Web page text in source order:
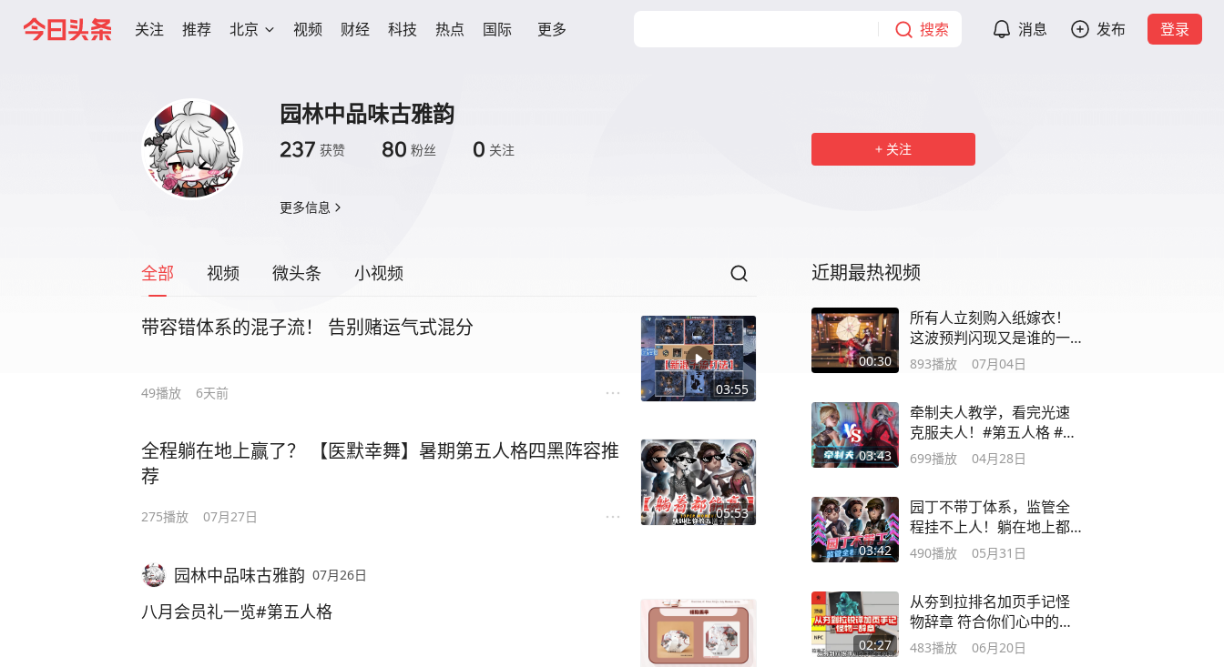
关注 推荐 北京 视频 财经 科技 热点 国际 更多 搜索 消息 发布 登录
园林中品味古雅韵
237 获赞 80 粉丝 0 关注
更多信息
关注
全部 视频 微头条 小视频
03:55
带容错体系的混子流！ 告别赌运气式混分
49播放 6天前
05:53
全程躺在地上赢了？ 【医默幸舞】暑期第五人格四黑阵容推
荐
275播放 07月27日
园林中品味古雅韵 07月26日
八月会员礼一览#第五人格
近期最热视频
00:30
所有人立刻购入纸嫁衣！
这波预判闪现又是谁的一
辈子🌚#第五人格
893播放 07月04日
03:43
牵制夫人教学，看完光速
克服夫人！#第五人格 #第
五人格庄园速递
699播放 04月28日
03:42
园丁不带丁体系，监管全
程挂不上人！躺在地上都
能赢！#第五人格
490播放 05月31日
02:27
从夯到拉排名加页手记怪
物辞章 符合你们心中的排
名吗？#第五人格
483播放 06月20日